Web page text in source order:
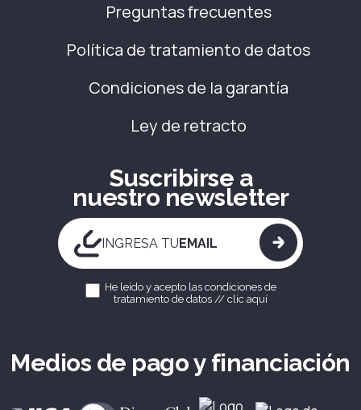
Preguntas frecuentes
Política de tratamiento de datos
Condiciones de la garantía
Ley de retracto
Suscribirse a
nuestro newsletter
INGRESA TU EMAIL
He leído y acepto las condiciones de
tratamiento de datos // clic aquí
Medios de pago y financiación